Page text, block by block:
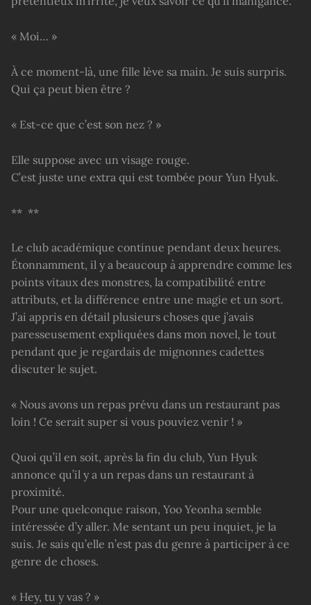
« Moi… »
À ce moment-là, une fille lève sa main. Je suis surpris.
Qui ça peut bien être ?
« Est-ce que c’est son nez ? »
Elle suppose avec un visage rouge.
C’est juste une extra qui est tombée pour Yun Hyuk.
** **
Le club académique continue pendant deux heures.
Étonnamment, il y a beaucoup à apprendre comme les
points vitaux des monstres, la compatibilité entre
attributs, et la différence entre une magie et un sort.
J’ai appris en détail plusieurs choses que j’avais
paresseusement expliquées dans mon novel, le tout
pendant que je regardais de mignonnes cadettes
discuter le sujet.
« Nous avons un repas prévu dans un restaurant pas
loin ! Ce serait super si vous pouviez venir ! »
Quoi qu’il en soit, après la fin du club, Yun Hyuk
annonce qu’il y a un repas dans un restaurant à
proximité.
Pour une quelconque raison, Yoo Yeonha semble
intéressée d’y aller. Me sentant un peu inquiet, je la
suis. Je sais qu’elle n’est pas du genre à participer à ce
genre de choses.
« Hey, tu y vas ? »